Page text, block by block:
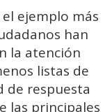
ejemplo más
han
la atención
listas de
de respuesta
las principales